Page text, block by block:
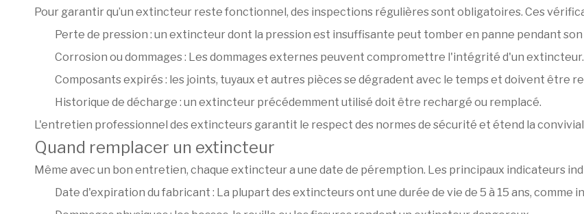
Pour garantir qu’un extincteur reste fonctionnel, des inspections régulières sont obligatoires. Ces
Perte de pression : un extincteur dont la pression est insuffisante peut tomber en panne pendant
Corrosion ou dommages : Les dommages externes peuvent compromettre l'intégrité d'un extincteur.
Composants expirés : les joints, tuyaux et autres pièces se dégradent avec le temps et doivent être
Historique de décharge : un extincteur précédemment utilisé doit être rechargé ou remplacé.
L'entretien professionnel des extincteurs garantit le respect des normes de sécurité et étend la
Quand remplacer un extincteur
Même avec un bon entretien, chaque extincteur a une date de péremption. Les principaux indicateurs
Date d'expiration du fabricant : La plupart des extincteurs ont une durée de vie de 5 à 15 ans, comme